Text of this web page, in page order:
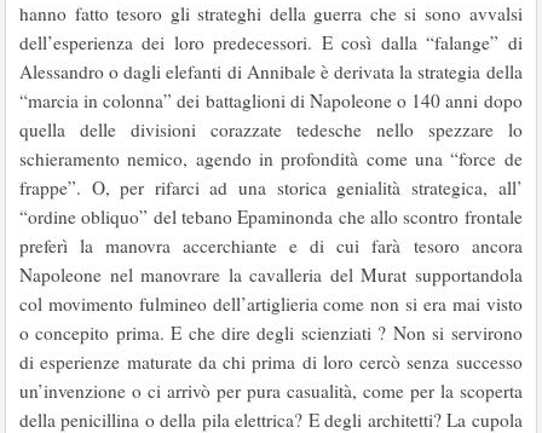
hanno fatto tesoro gli strateghi della guerra che si sono avvalsi
dell’esperienza dei loro predecessori. E così dalla “falange” di
Alessandro o dagli elefanti di Annibale è derivata la strategia della
“marcia in colonna” dei battaglioni di Napoleone o 140 anni dopo
quella delle divisioni corazzate tedesche nello spezzare lo
schieramento nemico, agendo in profondità come una “force de
frappe”. O, per rifarci ad una storica genialità strategica, all’
“ordine obliquo” del tebano Epaminonda che allo scontro frontale
preferì la manovra accerchiante e di cui farà tesoro ancora
Napoleone nel manovrare la cavalleria del Murat supportandola
col movimento fulmineo dell’artiglieria come non si era mai visto
o concepito prima. E che dire degli scienziati ? Non si servirono
di esperienze maturate da chi prima di loro cercò senza successo
un’invenzione o ci arrivò per pura casualità, come per la scoperta
della penicillina o della pila elettrica? E degli architetti? La cupola